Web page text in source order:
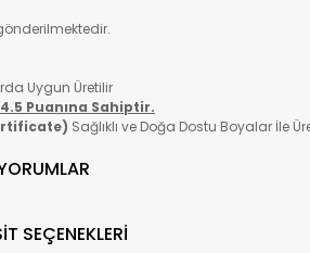
Uygun Üretilir
Puanına Sahiptir.
Sağlıklı ve Doğa Dostu Boyalar İle
SEÇENEKLERİ